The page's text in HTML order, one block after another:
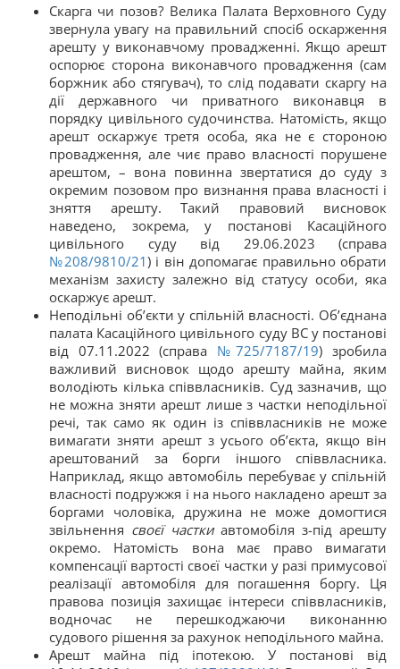
Скарга чи позов? Велика Палата Верховного Суду
звернула увагу на правильний спосіб оскарження
арешту у виконавчому провадженні. Якщо арешт
оспорює сторона виконавчого провадження (сам
боржник або стягувач), то слід подавати скаргу на
дії державного чи приватного виконавця в
порядку цивільного судочинства. Натомість, якщо
арешт оскаржує третя особа, яка не є стороною
провадження, але чиє право власності порушене
арештом, – вона повинна звертатися до суду з
окремим позовом про визнання права власності і
зняття арешту. Такий правовий висновок
наведено, зокрема, у постанові Касаційного
цивільного суду від 29.06.2023 (справа
№208/9810/21) і він допомагає правильно обрати
механізм захисту залежно від статусу особи, яка
оскаржує арешт.
Неподільні об’єкти у спільній власності. Об’єднана
палата Касаційного цивільного суду ВС у постанові
від 07.11.2022 (справа №725/7187/19) зробила
важливий висновок щодо арешту майна, яким
володіють кілька співвласників. Суд зазначив, що
не можна зняти арешт лише з частки неподільної
речі, так само як один із співвласників не може
вимагати зняти арешт з усього об’єкта, якщо він
арештований за борги іншого співвласника.
Наприклад, якщо автомобіль перебуває у спільній
власності подружжя і на нього накладено арешт за
боргами чоловіка, дружина не може домогтися
звільнення своєї часткиавтомобіля з-під арешту
окремо. Натомість вона має право вимагати
компенсації вартості своєї частки у разі примусової
реалізації автомобіля для погашення боргу. Ця
правова позиція захищає інтереси співвласників,
водночас не перешкоджаючи виконанню
судового рішення за рахунок неподільного майна.
Арешт майна під іпотекою. У постанові від